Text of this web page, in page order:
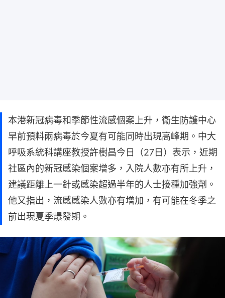
本港新冠病毒和季節性流感個案上升，衞生防護中心
早前預料兩病毒於今夏有可能同時出現高峰期。中大
呼吸系統科講座教授許樹昌今日（27日）表示，近期
社區內的新冠感染個案增多，入院人數亦有所上升，
建議距離上一針或感染超過半年的人士接種加強劑。
他又指出，流感感染人數亦有增加，有可能在冬季之
前出現夏季爆發期。